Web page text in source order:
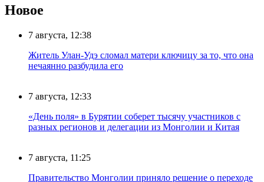
Новое
7 августа, 12:38
Житель Улан-Удэ сломал матери ключицу за то, что она
нечаянно разбудила его
7 августа, 12:33
«День поля» в Бурятии соберет тысячу участников с
разных регионов и делегации из Монголии и Китая
7 августа, 11:25
Правительство Монголии приняло решение о переходе